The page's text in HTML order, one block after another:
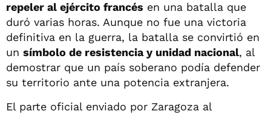
repeler al ejército francés en una batalla que
duró varias horas. Aunque no fue una victoria
definitiva en la guerra, la batalla se convirtió en
un símbolo de resistencia y unidad nacional, al
demostrar que un país soberano podía defender
su territorio ante una potencia extranjera.
El parte oficial enviado por Zaragoza al